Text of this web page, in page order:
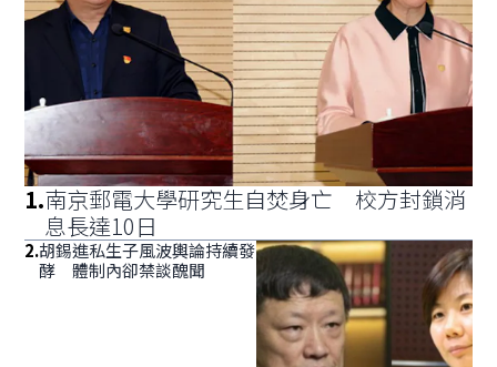
1.南京郵電大學研究生自焚身亡 校方封鎖消
息長達10日
2.胡錫進私生子風波輿論持續發
酵 體制內卻禁談醜聞